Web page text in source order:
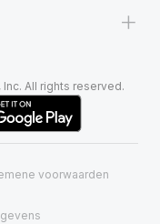
+
All rights reserved.
voorwaarden